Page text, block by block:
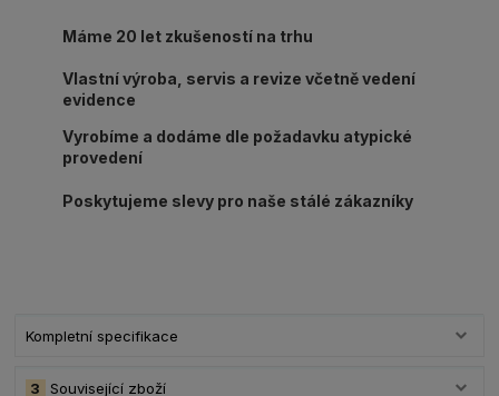
Máme 20 let zkušeností na trhu
Vlastní výroba, servis a revize včetně vedení
evidence
Vyrobíme a dodáme dle požadavku atypické
provedení
Poskytujeme slevy pro naše stálé zákazníky
Kompletní specifikace
Související zboží
3